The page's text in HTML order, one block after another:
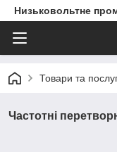
Низьковольтне
Товари та
Частотні